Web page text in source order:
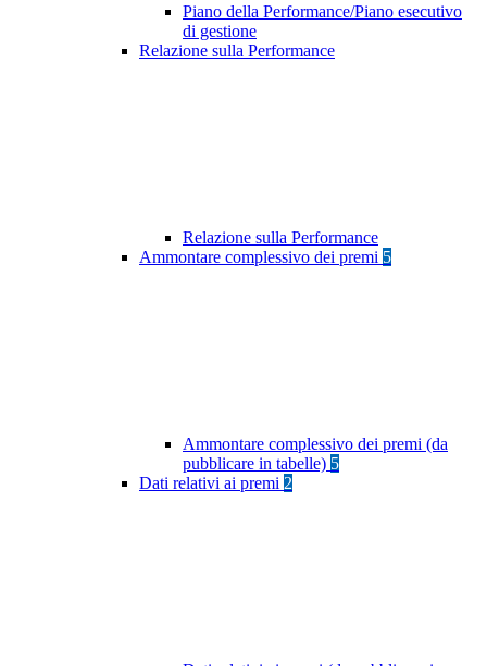
Piano della Performance/Piano esecutivo
di gestione
Relazione sulla Performance
Relazione sulla Performance
Ammontare complessivo dei premi 5
Ammontare complessivo dei premi (da
pubblicare in tabelle) 5
Dati relativi ai premi 2